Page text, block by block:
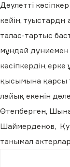
Дәулетті
кейін,
талас-тартыс
мұндай дүниемен
кәсіпкердің
қысымына қарсы
лайық екенін
Өтепберген,
Шаймерденов,
танымал